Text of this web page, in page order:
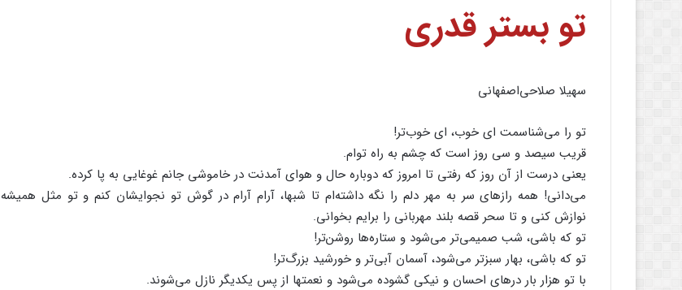
تو بستر قدری‌
سهیلا صلاحی‌اصفهانی‌
تو را می‌شناسمت‌ ای‌ خوب‌، ای‌ خوب‌تر!
قریب‌ سیصد و سی‌ روز است‌ که‌ چشم‌ به‌ راه‌ توام‌.
یعنی‌ درست‌ از آن‌ روز که‌ رفتی‌ تا امروز که‌ دوباره‌ حال‌ و هوای‌ آمدنت‌ در خاموشی‌ جانم‌ غوغایی‌ به‌ پا کرده‌.
می‌دانی‌! همه‌ رازهای‌ سر به‌ مهر دلم‌ را نگه‌ داشته‌ام‌ تا شبها، آرام‌ آرام‌ در گوش‌ تو نجوایشان‌ کنم‌ و تو مثل‌ همیشه‌
نوازش‌ کنی‌ و تا سحر قصه‌ بلند مهربانی‌ را برایم‌ بخوانی‌.
تو که‌ باشی‌، شب‌ صمیمی‌تر می‌شود و ستاره‌ها روشن‌تر!
تو که‌ باشی‌، بهار سبزتر می‌شود، آسمان‌ آبی‌تر و خورشید بزرگ‌تر!
با تو هزار بار درهای‌ احسان‌ و نیکی‌ گشوده‌ می‌شود و نعمتها از پس‌ یکدیگر نازل‌ می‌شوند.